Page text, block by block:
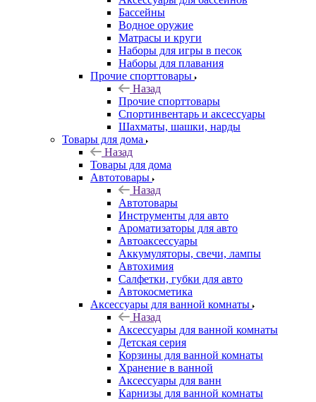
Бассейны
Водное оружие
Матрасы и круги
Наборы для игры в песок
Наборы для плавания
Прочие спорттовары
Назад
Прочие спорттовары
Спортинвентарь и аксессуары
Шахматы, шашки, нарды
Товары для дома
Назад
Товары для дома
Автотовары
Назад
Автотовары
Инструменты для авто
Ароматизаторы для авто
Автоаксессуары
Аккумуляторы, свечи, лампы
Автохимия
Салфетки, губки для авто
Автокосметика
Аксессуары для ванной комнаты
Назад
Аксессуары для ванной комнаты
Детская серия
Корзины для ванной комнаты
Хранение в ванной
Аксессуары для ванн
Карнизы для ванной комнаты